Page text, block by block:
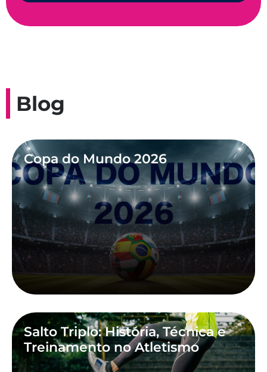
Blog
Copa do Mundo 2026
Salto Triplo: História, Técnica e
Treinamento no Atletismo